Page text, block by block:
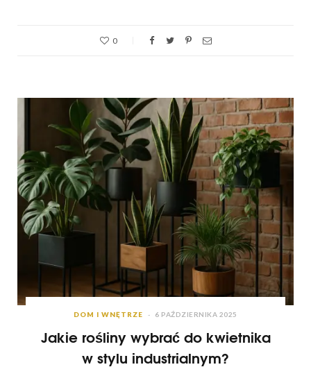
0
DOM I WNĘTRZE 6 PAŹDZIERNIKA 2025
Jakie rośliny wybrać do kwietnika
w stylu industrialnym?